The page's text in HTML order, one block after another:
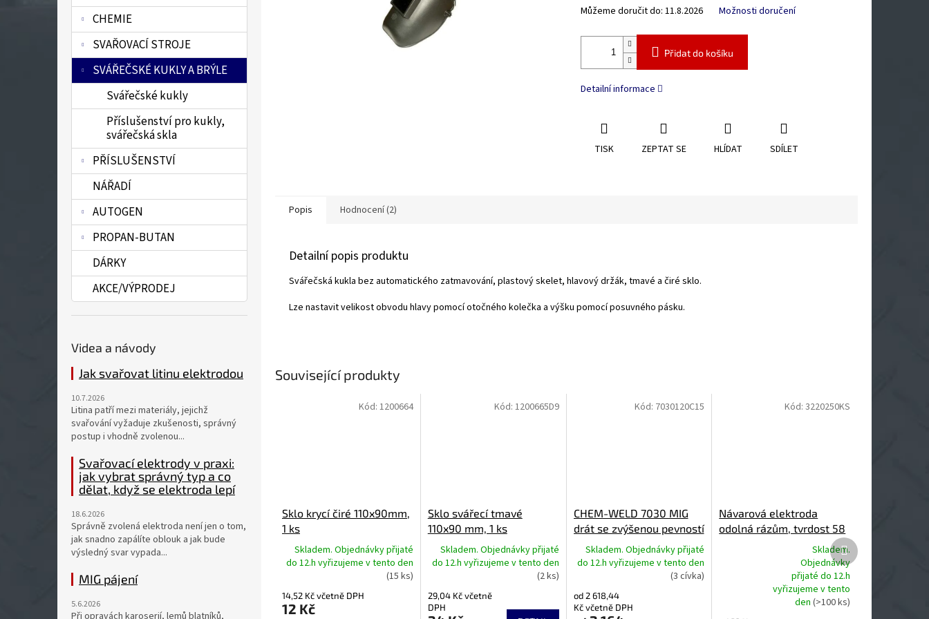
CHEMIE
SVAŘOVACÍ STROJE
SVÁŘEČSKÉ KUKLY A BRÝLE
Svářečské kukly
Příslušenství pro kukly,
svářečská skla
PŘÍSLUŠENSTVÍ
NÁŘADÍ
AUTOGEN
PROPAN-BUTAN
DÁRKY
AKCE/VÝPRODEJ
Videa a návody
Jak svařovat litinu elektrodou
10.7.2026
Litina patří mezi materiály, jejichž
svařování vyžaduje zkušenosti, správný
postup i vhodně zvolenou...
Svařovací elektrody v praxi:
jak vybrat správný typ a co
dělat, když se elektroda lepí
18.6.2026
Správně zvolená elektroda není jen o tom,
jak snadno zapálíte oblouk a jak bude
výsledný svar vypada...
MIG pájení
5.6.2026
Při opravách karoserií, lemů blatníků,
Můžeme doručit do: 11.8.2026 Možnosti doručení
Přidat do košíku
Detailní informace
TISK ZEPTAT SE HLÍDAT SDÍLET
Popis Hodnocení (2)
Detailní popis produktu
Svářečská kukla bez automatického zatmavování, plastový skelet, hlavový držák, tmavé a čiré sklo.
Lze nastavit velikost obvodu hlavy pomocí otočného kolečka a výšku pomocí posuvného pásku.
Související produkty
Sklo krycí čiré 110x90mm,
1 ks
Skladem. Objednávky přijaté
do 12.h vyřizujeme v tento den
(15 ks)
14,52 Kč včetně DPH
12 Kč
Kód: 1200664
Sklo svářecí tmavé
110x90 mm, 1 ks
Skladem. Objednávky přijaté
do 12.h vyřizujeme v tento den
(2 ks)
29,04 Kč včetně
DPH
Kód: 1200665D9
CHEM-WELD 7030 MIG
drát se zvýšenou pevností
Skladem. Objednávky přijaté
do 12.h vyřizujeme v tento den
(3 cívka)
od 2 618,44
Kč včetně DPH
Kód: 7030120C15
Návarová elektroda
odolná rázům, tvrdost 58
HRC, CHEM-WELD 3220
Skladem.
Objednávky
přijaté do 12.h
vyřizujeme v tento
den(>100 ks)
Kód: 3220250KS
Další
produkt